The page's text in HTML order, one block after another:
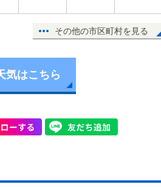
その他の市区町村を見る
気はこちら